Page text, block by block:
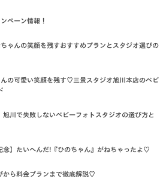
ペーン情報！
ゃんの笑顔を残すおすすめプランとスタジオ選びの
んの可愛い笑顔を残す♡三景スタジオ旭川本店のベビ
旭川で失敗しないベビーフォトスタジオの選び方と
念】たいへんだ!『ひのちゃん』がねちゃったよ♡
から料金プランまで徹底解説♡